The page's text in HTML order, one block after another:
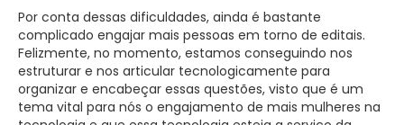
Por conta dessas dificuldades, ainda é bastante
complicado engajar mais pessoas em torno de editais.
Felizmente, no momento, estamos conseguindo nos
estruturar e nos articular tecnologicamente para
organizar e encabeçar essas questões, visto que é um
tema vital para nós o engajamento de mais mulheres na